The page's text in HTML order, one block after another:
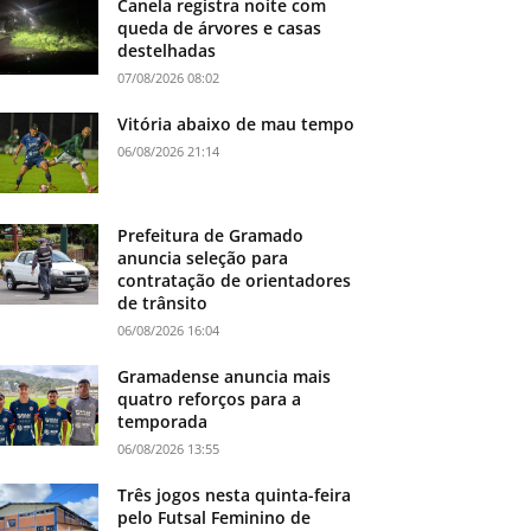
Canela registra noite com
queda de árvores e casas
destelhadas
07/08/2026 08:02
Vitória abaixo de mau tempo
06/08/2026 21:14
Prefeitura de Gramado
anuncia seleção para
contratação de orientadores
de trânsito
06/08/2026 16:04
Gramadense anuncia mais
quatro reforços para a
temporada
06/08/2026 13:55
Três jogos nesta quinta-feira
pelo Futsal Feminino de